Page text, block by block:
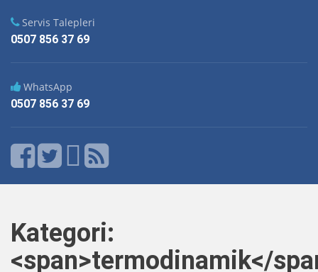
Servis Talepleri
0507 856 37 69
WhatsApp
0507 856 37 69
Kategori:
<span>termodinamik</